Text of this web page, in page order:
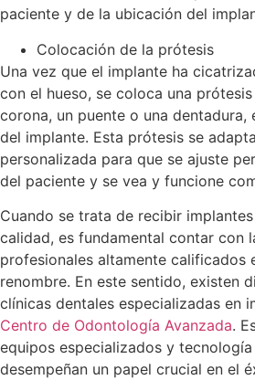
paciente y de la ubicación del
Colocación de la prótesis
Una vez que el implante ha
con el hueso, se coloca una
corona, un puente o una dentadura,
del implante. Esta prótesis se
personalizada para que se ajuste
del paciente y se vea y funcione
Cuando se trata de recibir
calidad, es fundamental contar con
profesionales altamente calificados
renombre. En este sentido, existen
clínicas dentales especializadas en
Centro de Odontología Avanzada.
equipos especializados y
desempeñan un papel crucial en el